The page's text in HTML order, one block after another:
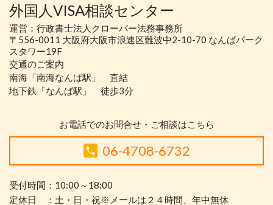
外国人VISA相談センター
運営：行政書士法人クローバー法務事務所
〒556-0011 大阪府大阪市浪速区難波中2-10-70 なんばパーク
スタワー19F
交通のご案内
南海「南海なんば駅」 直結
地下鉄「なんば駅」 徒歩3分
お電話でのお問合せ・ご相談はこちら
06-4708-6732
受付時間：10:00～18:00
定休日 ：土・日・祝※メールは２４時間、年中無休